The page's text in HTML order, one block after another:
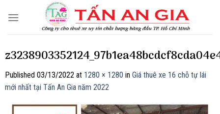
Published 03/13/2022 at 1280 × 1280 in Giá thuê xe 16 chỗ tự lái
mới nhất tại Tấn An Gia năm 2022